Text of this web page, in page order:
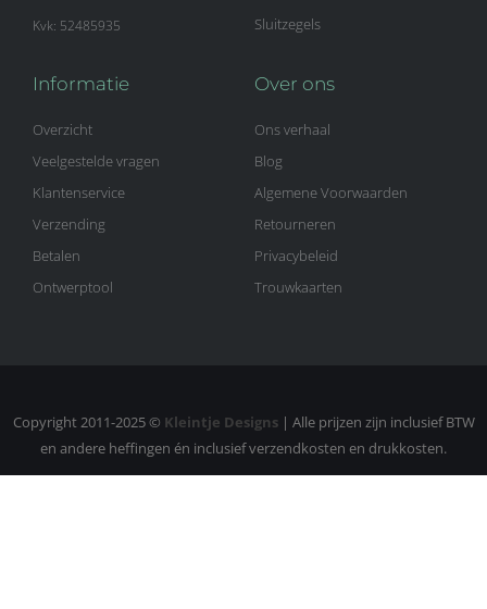
Kvk: 52485935
Sluitzegels
Informatie
Overzicht
Veelgestelde vragen
Klantenservice
Verzending
Betalen
Ontwerptool
Over ons
Ons verhaal
Blog
Algemene Voorwaarden
Retourneren
Privacybeleid
Trouwkaarten
Copyright 2011-2025 © Kleintje Designs| Alle prijzen zijn inclusief BTW
en andere heffingen én inclusief verzendkosten en drukkosten.